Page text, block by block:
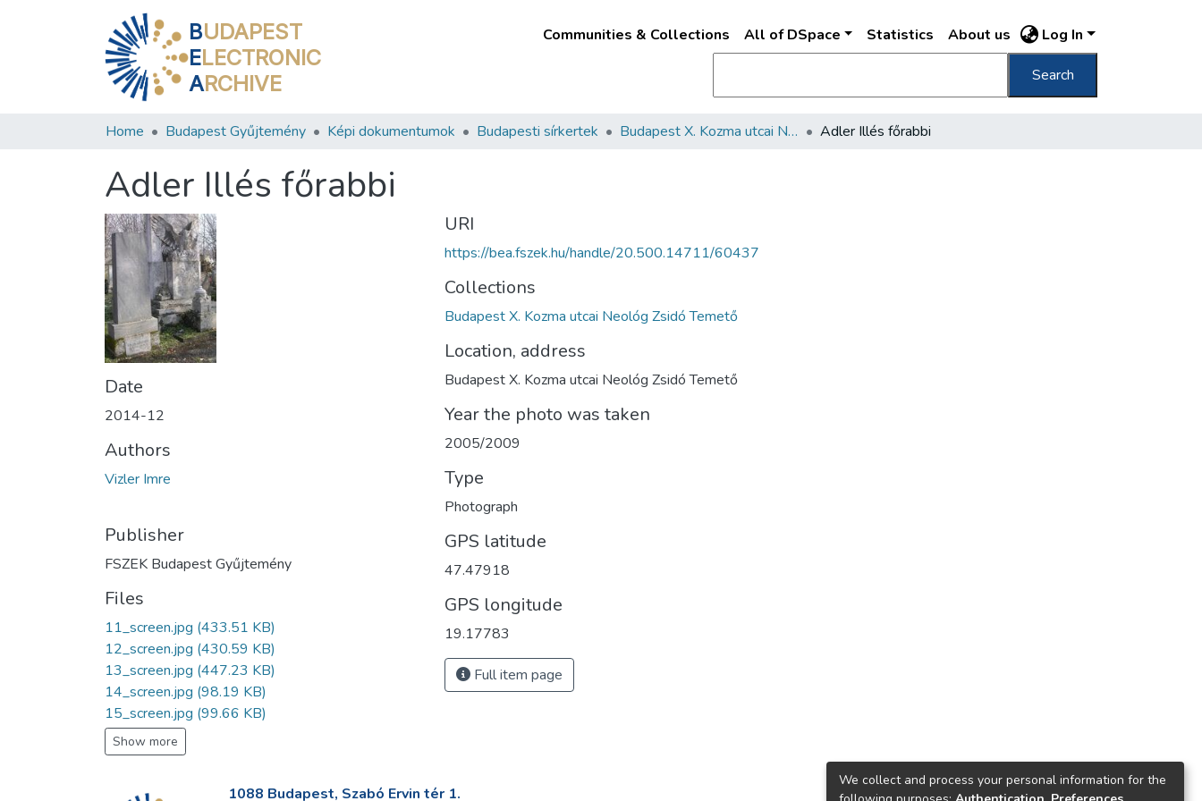
BUDAPEST
ELECTRONIC
ARCHIVE
Communities & Collections All of DSpace Statistics About us Log In
Search
Home Budapest Gyűjtemény Képi dokumentumok Budapesti sírkertek Budapest X. Kozma utcai Neológ Zsidó Temető Adler Illés főrabbi
Adler Illés főrabbi
Date
2014-12
Authors
Vizler Imre
Publisher
FSZEK Budapest Gyűjtemény
Files
11_screen.jpg (433.51 KB)
12_screen.jpg (430.59 KB)
13_screen.jpg (447.23 KB)
14_screen.jpg (98.19 KB)
15_screen.jpg (99.66 KB)
Show more
URI
https://bea.fszek.hu/handle/20.500.14711/60437
Collections
Budapest X. Kozma utcai Neológ Zsidó Temető
Location, address
Budapest X. Kozma utcai Neológ Zsidó Temető
Year the photo was taken
2005/2009
Type
Photograph
GPS latitude
47.47918
GPS longitude
19.17783
Full item page
1088 Budapest, Szabó Ervin tér 1.
We collect and process your personal information for the